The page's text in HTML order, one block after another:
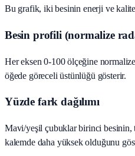
Bu grafik, iki besinin enerji ve kalite
Besin profili (normalize
Her eksen 0-100 ölçeğine
öğede göreceli üstünlüğü gösterir.
Yüzde fark dağılımı
Mavi/yeşil çubuklar birinci
kalemde daha yüksek olduğunu